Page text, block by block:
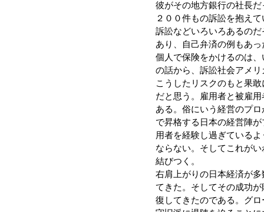
彼がその地方銀行の社長
２００件もの訴訟を抱え
訴訟などいろいろあるの
あり、自己弁済の例もあ
個人で保険をかけるのは
の話から、訴訟社会アメ
こうしたリスクのもと果
だと思う。雇用者と被雇
ある。俗にいう経営のプ
で昇格する日本の経営陣
用者を経験し過ぎている
ならない。そしてこれが
結びつく。
右肩上がりの日本経済が
てきた。そしてその成功
復してきたのである。グ